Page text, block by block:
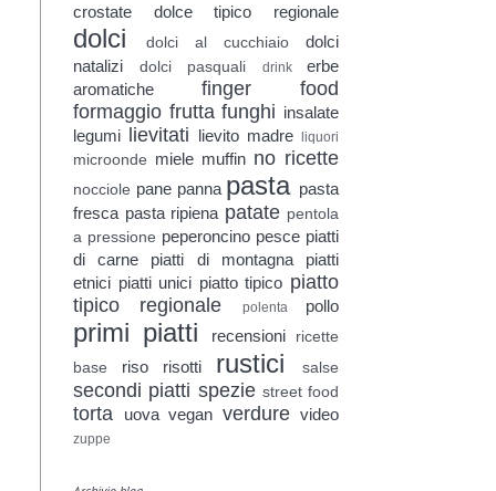
crostate dolce tipico regionale
dolci dolci al cucchiaio
dolci
natalizi
dolci pasquali drink
erbe
aromatiche
finger food
formaggio frutta funghi insalate
legumi lievitati lievito madre liquori
microonde miele muffin no ricette
nocciole pane panna pasta pasta
fresca pasta ripiena patate pentola
a pressione peperoncino pesce piatti
di carne
piatti di montagna
piatti
etnici piatti unici piatto tipico piatto
tipico regionale
polenta pollo
primi piatti recensioni
ricette
base
riso risotti rustici salse
secondi piatti spezie street food
torta uova vegan verdure video
zuppe